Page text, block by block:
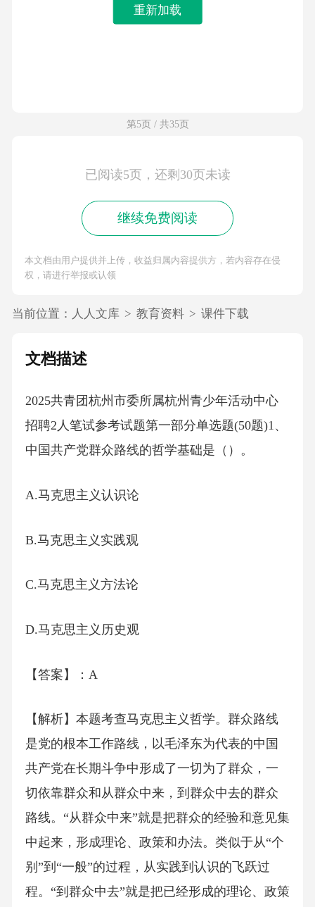
重新加载
第5页 / 共35页
已阅读5页，还剩30页未读
继续免费阅读
本文档由用户提供并上传，收益归属内容提供方，若内容存在侵
权，请进行举报或认领
当前位置： 人人文库 > 教育资料 > 课件下载
文档描述
2025共青团杭州市委所属杭州青少年活动中心
招聘2人笔试参考试题第一部分单选题(50题)1、
中国共产党群众路线的哲学基础是（）。
A.马克思主义认识论
B.马克思主义实践观
C.马克思主义方法论
D.马克思主义历史观
【答案】：A
【解析】本题考查马克思主义哲学。群众路线
是党的根本工作路线，以毛泽东为代表的中国
共产党在长期斗争中形成了一切为了群众，一
切依靠群众和从群众中来，到群众中去的群众
路线。“从群众中来”就是把群众的经验和意见集
中起来，形成理论、政策和办法。类似于从“个
别”到“一般”的过程，从实践到认识的飞跃过
程。“到群众中去”就是把已经形成的理论、政策